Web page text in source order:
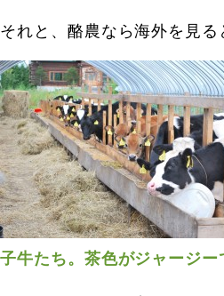
それと、酪農なら海外を見
子牛たち。茶色がジャージ